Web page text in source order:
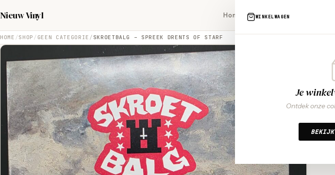
Nieuw Vinyl Home Singles nieuw
WINKELWAGEN
Je
Ontdek onze
HOME SHOP GEEN CATEGORIE SKROETBALG – SPREEK DRENTS OF STARF